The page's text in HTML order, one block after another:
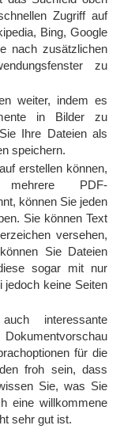
Zugriff auf
Bing, Google
nach zusätzlichen
zu
weiter, indem es
in Bilder zu
Ihre Dateien als
speichern.
erstellen können,
PDF-
können Sie jeden
Sie können Text
versehen,
Sie Dateien
sogar mit nur
jedoch keine Seiten
interessante
für die
froh sein, dass
Sie, was Sie
eine willkommene
sehr gut ist.